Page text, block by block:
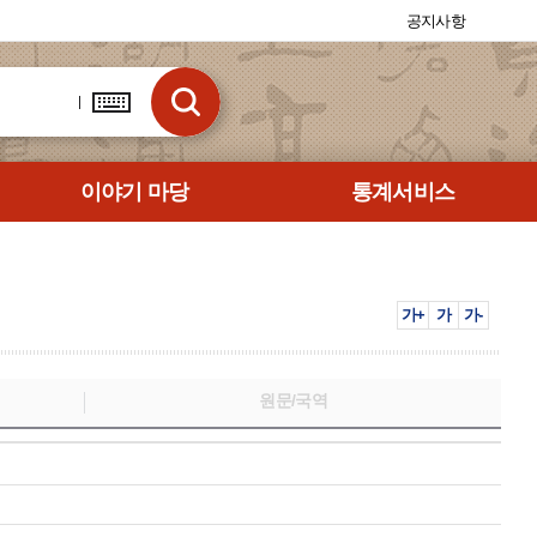
공지사항
이야기 마당 통계서비스
가+ 가 가-
원문/국역